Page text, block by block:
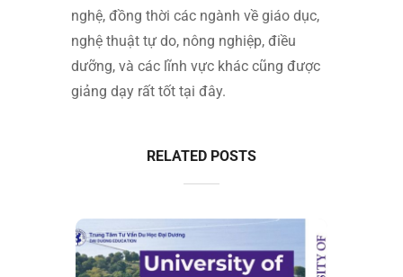
nghệ, đồng thời các ngành về giáo dục,
nghệ thuật tự do, nông nghiệp, điều
dưỡng, và các lĩnh vực khác cũng được
giảng dạy rất tốt tại đây.
RELATED POSTS